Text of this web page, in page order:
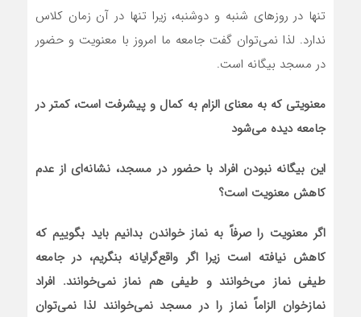
تنها در روزهای شنبه و دوشنبه، زیرا تنها در آن زمان کلاس
ندارد. لذا نمی‌توان گفت جامعه ما امروز با معنویت و حضور
در مسجد بیگانه است.
معنویتی که به معنای الزام به کمال و پیشرفت است، کمتر در
جامعه دیده می‌شود
این بیگانه نبودن افراد با حضور در مسجد، نشانه‌ای از عدم
کاهش معنویت است؟
اگر معنویت را صرفاً به نماز خواندن بدانیم باید بگوییم که
کاهش نیافته است زیرا اگر واقع‌گرایانه بنگریم، در جامعه
طیفی نماز می‌خوانند و طیفی هم نماز نمی‌خوانند. افراد
نمازخوان الزاماً نماز را در مسجد نمی‌خوانند لذا نمی‌توان